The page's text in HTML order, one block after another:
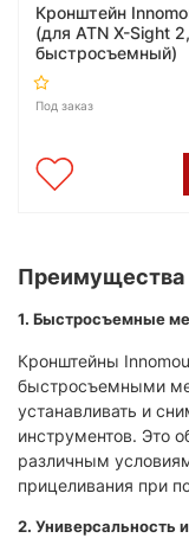
Кронштейн
(для ATN X-Sight
быстросъемный)
Под заказ
Преимущества
1. Быстросъемные
Кронштейны
быстросъемными
устанавливать и
инструментов. Это
различным
прицеливания при
2. Универсальность